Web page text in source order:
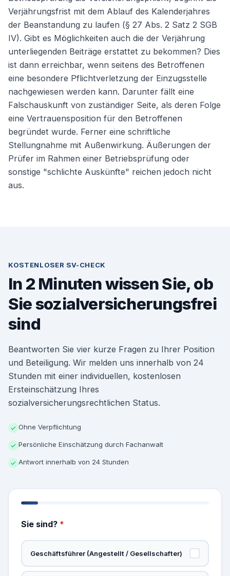
Verjährungsfrist mit dem Ablauf des Kalenderjahres
der Beanstandung zu laufen (§ 27 Abs. 2 Satz 2 SGB
IV). Gibt es Möglichkeiten auch die der Verjährung
unterliegenden Beiträge erstattet zu bekommen? Dies
ist dann erreichbar, wenn seitens des Betroffenen
eine besondere Pflichtverletzung der Einzugsstelle
nachgewiesen werden kann. Darunter fällt eine
Falschauskunft von zuständiger Seite, als deren Folge
eine Vertrauensposition für den Betroffenen
begründet wurde. Ferner eine schriftliche
Stellungnahme mit Außenwirkung. Äußerungen der
Prüfer im Rahmen einer Betriebsprüfung oder
sonstige "schlichte Auskünfte" reichen jedoch nicht
aus.
KOSTENLOSER SV-CHECK
In 2 Minuten wissen Sie, ob
Sie sozialversicherungsfrei
sind
Beantworten Sie vier kurze Fragen zu Ihrer Position
und Beteiligung. Wir melden uns innerhalb von 24
Stunden mit einer individuellen, kostenlosen
Ersteinschätzung Ihres
sozialversicherungsrechtlichen Status.
✓ Ohne Verpflichtung
✓ Persönliche Einschätzung durch Fachanwalt
✓ Antwort innerhalb von 24 Stunden
Sie sind? *
Geschäftsführer (Angestellt / Gesellschafter)